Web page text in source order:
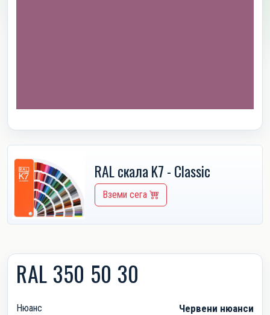
RAL скала K7 - Classic
Вземи сега
RAL 350 50 30
Нюанс Червени нюанси